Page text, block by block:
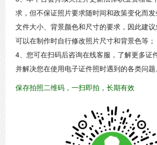
求，但不保证照片要求随时间和政策变化而
文件大小、背景颜色和尺寸的要求，因此建
可以在制作时自行修改照片尺寸和背景色等；
4、您可在扫码后咨询在线客服，了解更多证
并解决您在使用电子证件照时遇到的各类问题
保存拍照二维码，一扫即拍，长期有效